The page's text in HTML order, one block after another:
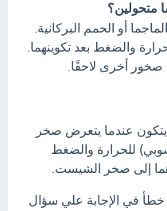
متحولين؟
أو الحمم البركانية.
والضغط بعد تكوينهما.
صخور أخرى لاحقًا.
عندما يتعرض صخر
للحرارة والضغط
إلى صخر الشيست.
خطأ في الإجابة علي سؤال